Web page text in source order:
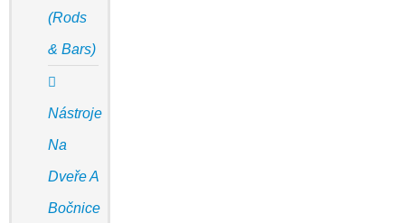
(Rods
& Bars)
Nástroje
Na
Dveře A
Bočnice